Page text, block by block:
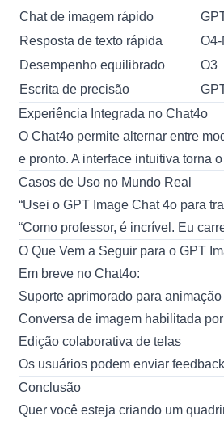
Chat de imagem rápido
Resposta de texto rápida
Desempenho equilibrado
O3
Escrita de precisão
Experiência Integrada no Chat4o
O Chat4o permite alternar entre
e pronto. A interface intuitiva torna
Casos de Uso no Mundo Real
“Usei o GPT Image Chat 4o para
“Como professor, é incrível. Eu
O Que Vem a Seguir para o GPT
Em breve no Chat4o:
Suporte aprimorado para
Conversa de imagem habilitada
Edição colaborativa de telas
Os usuários podem enviar
Conclusão
Quer você esteja criando um